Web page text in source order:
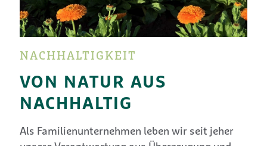
NACHHALTIGKEIT
VON NATUR AUS
NACHHALTIG
Als Familienunternehmen leben wir seit jeher